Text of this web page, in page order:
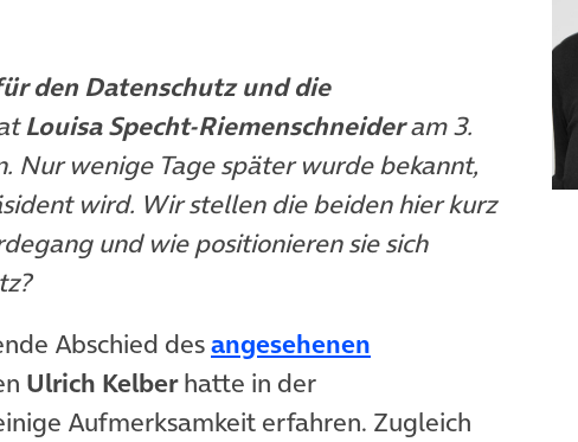
den Datenschutz und die
Louisa Specht-Riemenschneideram 3.
Nur wenige Tage später wurde bekannt,
wird. Wir stellen die beiden hier kurz
und wie positionieren sie sich
Abschied desangesehenen
Ulrich Kelberhatte in der
Aufmerksamkeit erfahren. Zugleich